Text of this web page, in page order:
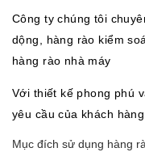
Công ty chúng tôi
dộng, hàng rào kiểm
hàng rào nhà máy
Với thiết kế phong phú
yêu cầu của khách hàng
Mục đích sử dụng hàng